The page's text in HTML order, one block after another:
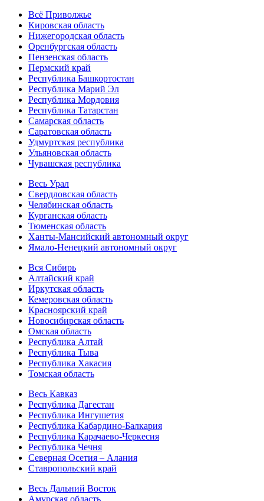
Всё Приволжье
Кировская область
Нижегородская область
Оренбургская область
Пензенская область
Пермский край
Республика Башкортостан
Республика Марий Эл
Республика Мордовия
Республика Татарстан
Самарская область
Саратовская область
Удмуртская республика
Ульяновская область
Чувашская республика
Весь Урал
Свердловская область
Челябинская область
Курганская область
Тюменская область
Ханты-Мансийский автономный округ
Ямало-Ненецкий автономный округ
Вся Сибирь
Алтайский край
Иркутская область
Кемеровская область
Красноярский край
Новосибирская область
Омская область
Республика Алтай
Республика Тыва
Республика Хакасия
Томская область
Весь Кавказ
Республика Дагестан
Республика Ингушетия
Республика Кабардино-Балкария
Республика Карачаево-Черкесия
Республика Чечня
Северная Осетия – Алания
Ставропольский край
Весь Дальний Восток
Амурская область